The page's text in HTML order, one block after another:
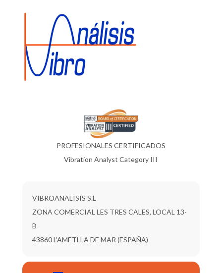
PROFESIONALES CERTIFICADOS
Vibration Analyst Category III
VIBROANALISIS S.L
ZONA COMERCIAL LES TRES CALES, LOCAL 13-
B
43860 L’AMETLLA DE MAR (ESPAÑA)